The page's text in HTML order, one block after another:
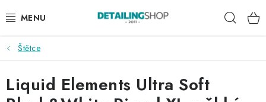
na
AKCE
NOVINKY
Štětce
Liquid Elements Ultra Soft